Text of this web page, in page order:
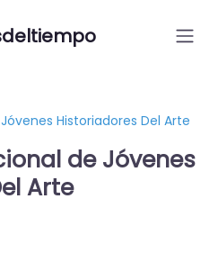
Historiadores Del Arte
de Jóvenes
Arte